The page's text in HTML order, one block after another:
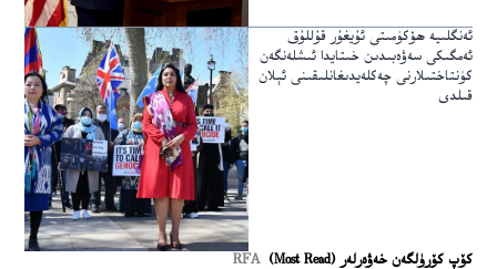
ئەنگلىيە ھۆكۈمىتى ئۇيغۇر قۇللۇق
ئەمگىكى سەۋەبىدىن خىتايدا ئىشلەنگەن
كۈنتاختىلارنى چەكلەيدىغانلىقىنى ئېلان
قىلدى
كۆپ كۆرۈلگەن خەۋەرلەر (Most Read) RFA